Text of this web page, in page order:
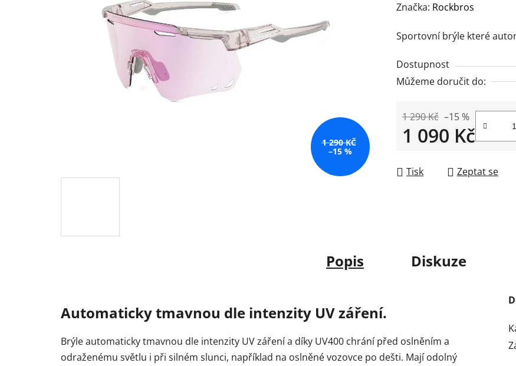
Značka: Rockbros
Sportovní brýle které
Dostupnost
Můžeme doručit do:
1 290 Kč –15 %
1 090 Kč
Tisk Zeptat se
1 290 KČ
–15 %
Popis Diskuze
Automaticky tmavnou dle intenzity UV záření.
Brýle automaticky tmavnou dle intenzity UV záření a díky UV400 chrání před oslněním a
odraženému světlu i při silném slunci, například na oslněné vozovce po dešti. Mají odolný